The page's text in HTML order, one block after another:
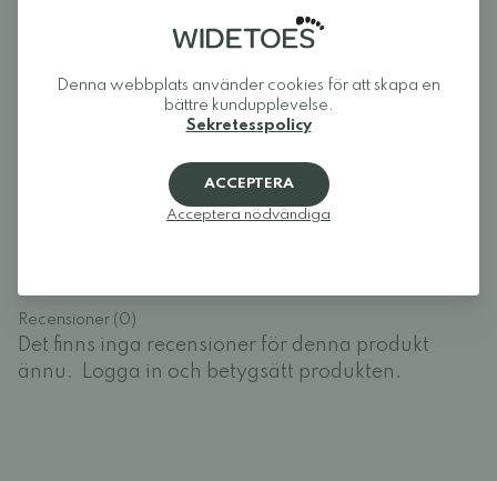
Widetoes: skor som ser ut som foten, inte tvärtom.
Logga in och betygsätt produkten.
Recensioner (0)
Det finns inga recensioner för denna produkt
ännu.
Logga in och betygsätt produkten.
Denna webbplats använder cookies för att skapa en
bättre kundupplevelse.
Sekretesspolicy
ACCEPTERA
Acceptera nödvändiga